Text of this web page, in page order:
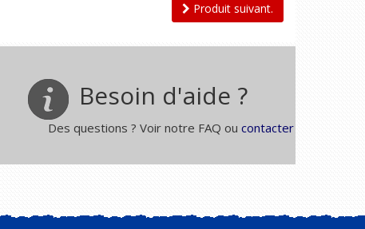
Produit suivant.
Besoin d'aide ?
Des questions ? Voir notre FAQ ou contacter